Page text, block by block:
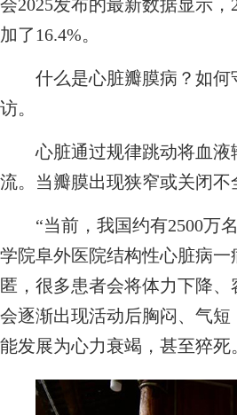
会2025发布的最新数据显示
加了16.4%。
什么是心脏瓣膜病？如何
访。
心脏通过规律跳动将血液
流。当瓣膜出现狭窄或关闭
“当前，我国约有2500万名
学院阜外医院结构性心脏病
匿，很多患者会将体力下降
会逐渐出现活动后胸闷、气
能发展为心力衰竭，甚至猝